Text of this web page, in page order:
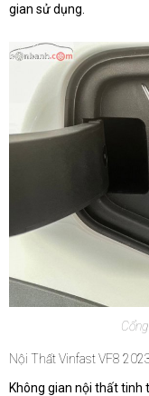
gian sử dụng.
Nội Thất Vinfast VF8
Không gian nội thất tinh